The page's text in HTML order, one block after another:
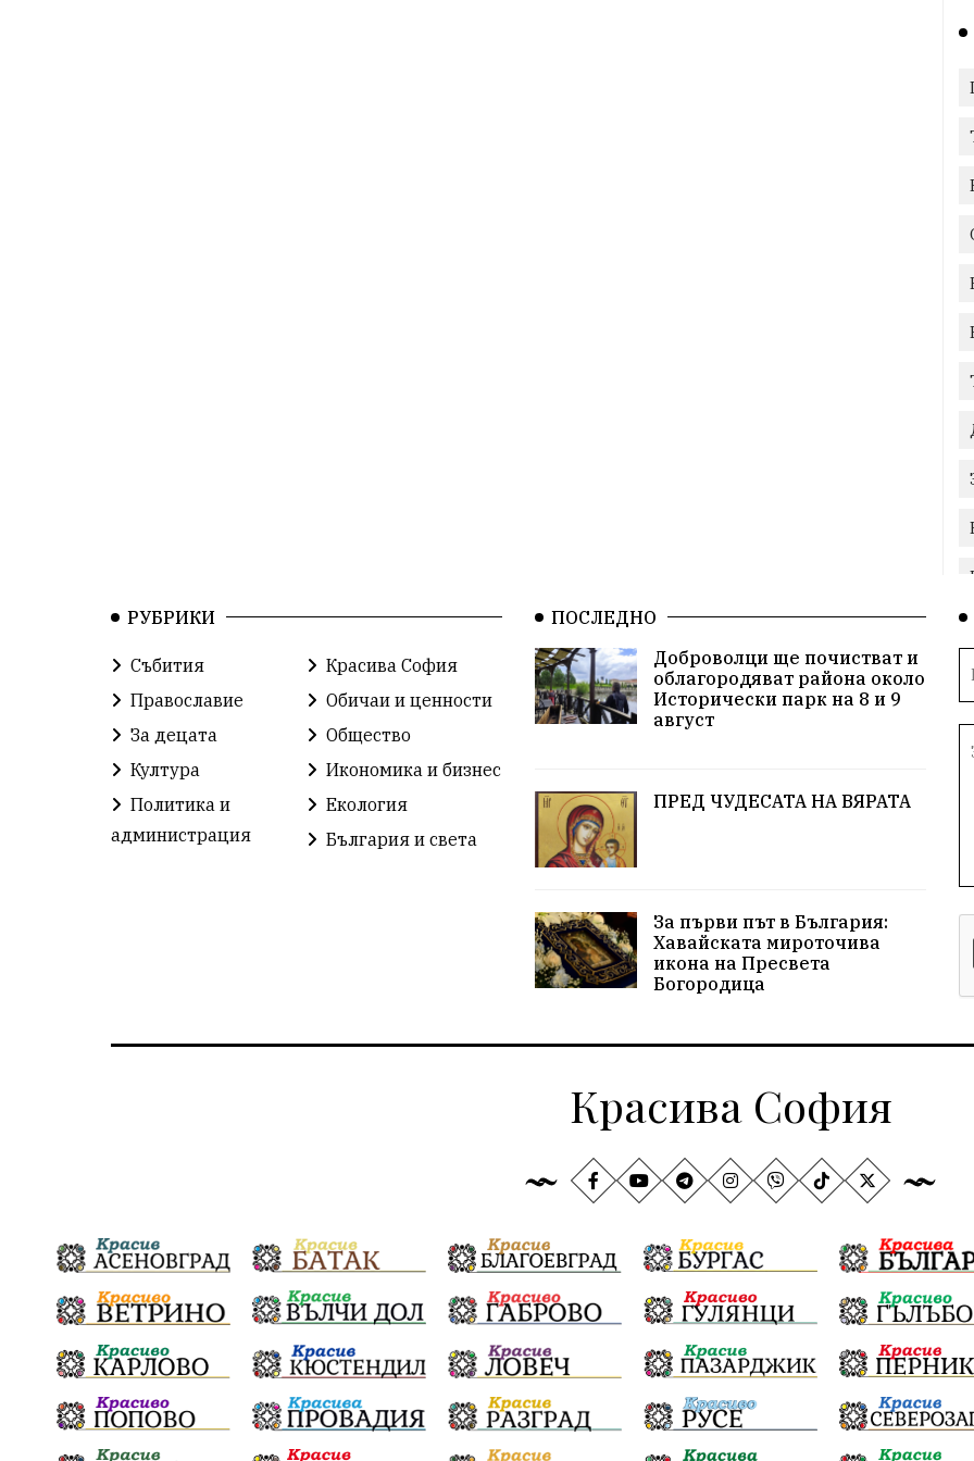
РУБРИКИ
Събития
Красива София
Православие
Обичаи и ценности
За децата
Общество
Култура
Икономика и бизнес
Политика и
администрация
Екология
България и света
ПОСЛЕДНО
Доброволци ще почистват и
облагородяват района около
Исторически парк на 8 и 9
август
ПРЕД ЧУДЕСАТА НА ВЯРАТА
За първи път в България:
Хавайската мироточива
икона на Пресвета
Богородица
Красива София